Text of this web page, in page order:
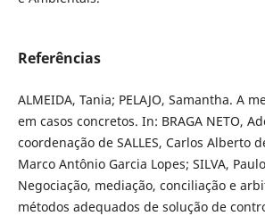
Referências
ALMEIDA, Tania; PELAJO, Samantha. A
em casos concretos. In: BRAGA NETO,
coordenação de SALLES, Carlos Alberto
Marco Antônio Garcia Lopes; SILVA,
Negociação, mediação, conciliação e
métodos adequados de solução de